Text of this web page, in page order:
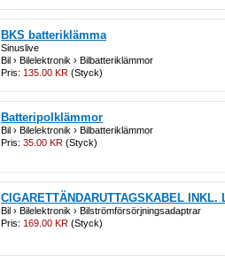
BKS batteriklämma
Sinuslive
Bil › Bilelektronik › Bilbatteriklämmor
Pris: 135.00 KR (Styck)
Batteripolklämmor
Bil › Bilelektronik › Bilbatteriklämmor
Pris: 35.00 KR (Styck)
CIGARETTÄNDARUTTAGSKABEL INKL.
Bil › Bilelektronik › Bilströmförsörjningsadaptrar
Pris: 169.00 KR (Styck)